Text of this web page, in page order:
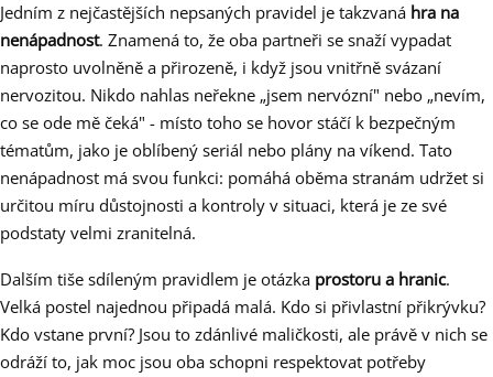
Jedním z nejčastějších nepsaných pravidel je takzvaná hra na
nenápadnost. Znamená to, že oba partneři se snaží vypadat
naprosto uvolněně a přirozeně, i když jsou vnitřně svázaní
nervozitou. Nikdo nahlas neřekne „jsem nervózní" nebo „nevím,
co se ode mě čeká" - místo toho se hovor stáčí k bezpečným
tématům, jako je oblíbený seriál nebo plány na víkend. Tato
nenápadnost má svou funkci: pomáhá oběma stranám udržet si
určitou míru důstojnosti a kontroly v situaci, která je ze své
podstaty velmi zranitelná.
Dalším tiše sdíleným pravidlem je otázka prostoru a hranic.
Velká postel najednou připadá malá. Kdo si přivlastní přikrývku?
Kdo vstane první? Jsou to zdánlivé maličkosti, ale právě v nich se
odráží to, jak moc jsou oba schopni respektovat potřeby